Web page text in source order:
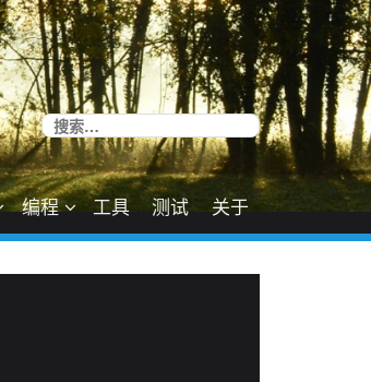
搜
索：
编程 工具 测试 关于